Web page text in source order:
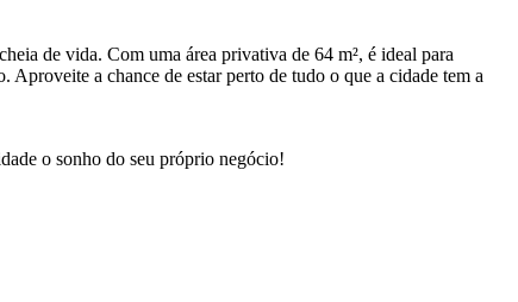
de vida. Com uma área privativa de 64 m², é ideal para
a chance de estar perto de tudo o que a cidade tem a
o sonho do seu próprio negócio!